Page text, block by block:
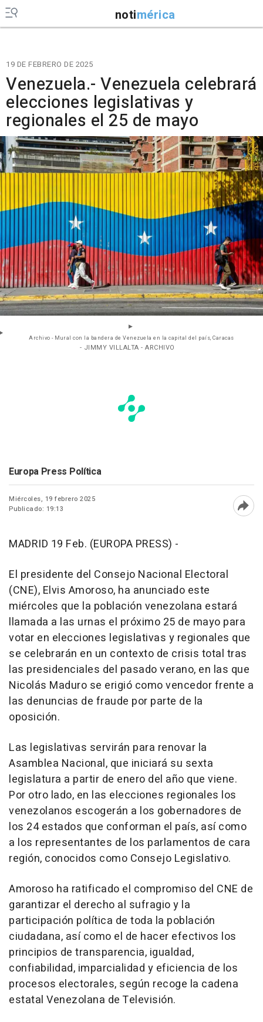
notimérica
19 DE FEBRERO DE 2025
Venezuela.- Venezuela celebrará
elecciones legislativas y
regionales el 25 de mayo
Archivo - Mural con la bandera de Venezuela en la capital del país, Caracas
- JIMMY VILLALTA - ARCHIVO
Europa Press Política
Miércoles, 19 febrero 2025
Publicado: 19:13
MADRID 19 Feb. (EUROPA PRESS) -
El presidente del Consejo Nacional Electoral
(CNE), Elvis Amoroso, ha anunciado este
miércoles que la población venezolana estará
llamada a las urnas el próximo 25 de mayo para
votar en elecciones legislativas y regionales que
se celebrarán en un contexto de crisis total tras
las presidenciales del pasado verano, en las que
Nicolás Maduro se erigió como vencedor frente a
las denuncias de fraude por parte de la
oposición.
Las legislativas servirán para renovar la
Asamblea Nacional, que iniciará su sexta
legislatura a partir de enero del año que viene.
Por otro lado, en las elecciones regionales los
venezolanos escogerán a los gobernadores de
los 24 estados que conforman el país, así como
a los representantes de los parlamentos de cara
región, conocidos como Consejo Legislativo.
Amoroso ha ratificado el compromiso del CNE de
garantizar el derecho al sufragio y la
participación política de toda la población
ciudadana, así como el de hacer efectivos los
principios de transparencia, igualdad,
confiabilidad, imparcialidad y eficiencia de los
procesos electorales, según recoge la cadena
estatal Venezolana de Televisión.